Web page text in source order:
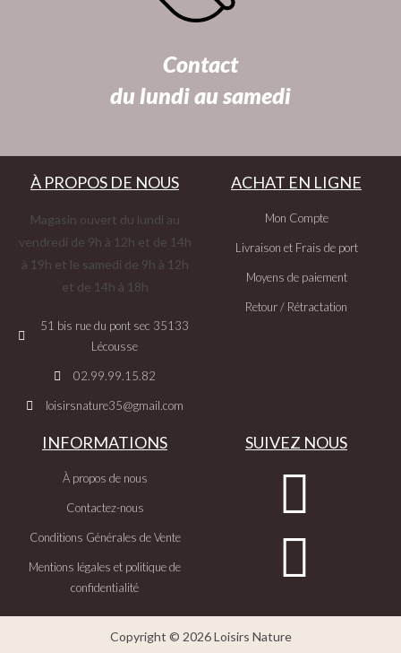
Contact
du lundi au samedi
À PROPOS DE NOUS
Magasin ouvert du lundi au
vendredi de 9h à 12h et de 14h
à 19h et le samedi de 9h à 12h
et de 14h à 18h
51 bis rue du pont sec 35133
Lécousse
02.99.99.15.82
loisirsnature35@gmail.com
ACHAT EN LIGNE
Mon Compte
Livraison et Frais de port
Moyens de paiement
Retour / Rétractation
INFORMATIONS
À propos de nous
Contactez-nous
Conditions Générales de Vente
Mentions légales et politique de
confidentialité
SUIVEZ NOUS
Copyright © 2026 Loisirs Nature